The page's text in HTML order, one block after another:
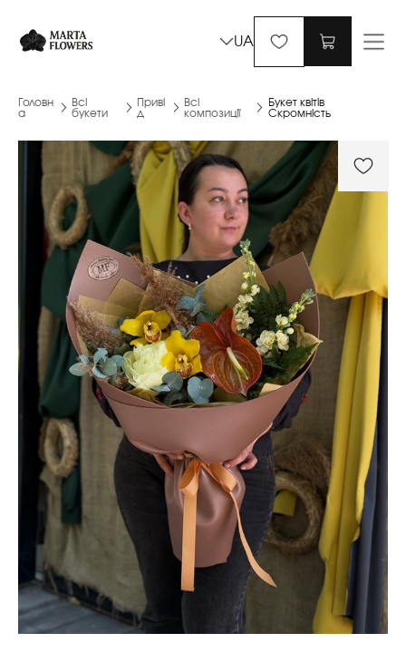
UA
Головн
а
Всі
букети
Приві
д
Всі
композиції
Букет квітів
Скромність